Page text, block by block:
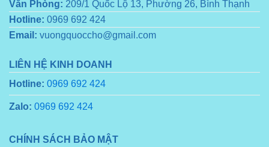
Văn Phòng: 209/1 Quốc Lộ 13, Phường 26, Bình Thạnh
Hotline: 0969 692 424
Email: vuongquoccho@gmail.com
LIÊN HỆ KINH DOANH
Hotline: 0969 692 424
Zalo: 0969 692 424
CHÍNH SÁCH BẢO MẬT